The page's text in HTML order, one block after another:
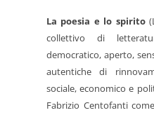
La poesia e lo spirito
collettivo di
democratico, aperto,
autentiche di
sociale, economico e
Fabrizio Centofanti